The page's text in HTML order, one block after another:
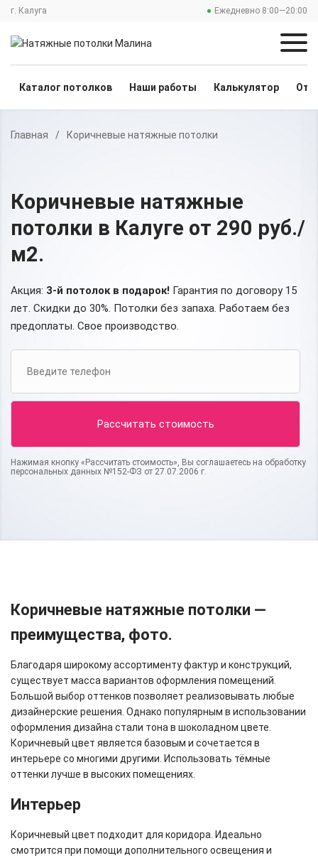
г. Калуга Ежедневно 8:00—20:00
Каталог потолков Наши работы Калькулятор
Главная / Коричневые натяжные потолки
Коричневые натяжные
потолки в Калуге от 290 руб./
м2.
Акция: 3-й потолок в подарок! Гарантия по договору 15
лет. Скидки до 30%. Потолки без запаха. Работаем без
предоплаты. Свое производство.
Нажимая кнопку «Рассчитать стоимость», Вы соглашаетесь на обработку
персональных данных №152-ФЗ от 27.07.2006 г.
Коричневые натяжные потолки —
преимущества, фото.
Благодаря широкому ассортименту фактур и конструкций,
существует масса вариантов оформления помещений.
Большой выбор оттенков позволяет реализовывать любые
дизайнерские решения. Однако популярным в использовании
оформления дизайна стали тона в шоколадном цвете.
Коричневый цвет является базовым и сочетается в
интерьере со многими другими. Использовать тёмные
оттенки лучше в высоких помещениях.
Интерьер
Коричневый цвет подходит для коридора. Идеально
смотрится при помощи дополнительного освещения и